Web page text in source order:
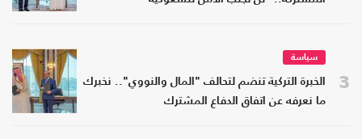
3
سياسة
الخبرة التركية تنضم لتحالف "المال والنووي".. نخبرك
ما نعرفه عن اتفاق الدفاع المشترك